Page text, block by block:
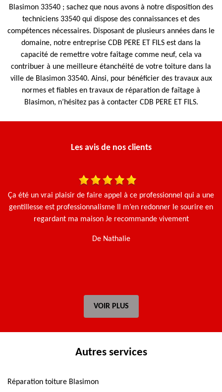
Blasimon 33540 ; sachez que nous avons à notre disposition des
techniciens 33540 qui dispose des connaissances et des
compétences nécessaires. Disposant de plusieurs années dans le
domaine, notre entreprise CDB PERE ET FILS est dans la
capacité de remettre votre faîtage comme neuf, cela va
contribuer à une meilleure étanchéité de votre toiture dans la
ville de Blasimon 33540. Ainsi, pour bénéficier des travaux aux
normes et fiables en travaux de réparation de faîtage à
Blasimon, n’hésitez pas à contacter CDB PERE ET FILS.
Les avis de nos clients
Ça été un vrai plaisir de faire appel à ce professionnel qui a une
gentillesse est professionnalisme Il m’en redonner le sourire en
regardant ma maison Je recommande vivement
De Nathalie
VOIR PLUS
Autres services
Réparation toiture Blasimon